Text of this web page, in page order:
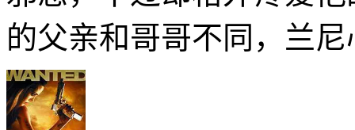
的父亲和哥哥不同，兰